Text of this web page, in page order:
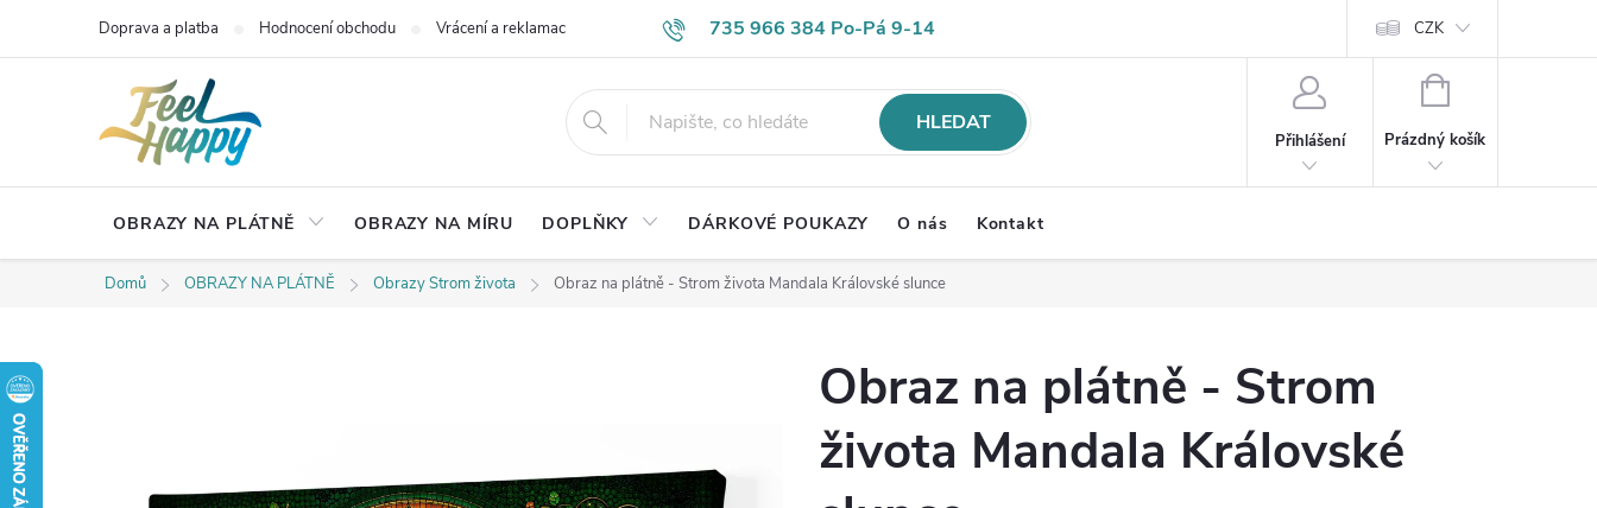
735 966 384 Po-Pá 9-14
Doprava a platba Hodnocení obchodu Vrácení a reklamace Časté otázky Obch. podmínky Ochrana os. údajů Kontakt
CZK
HLEDAT
Přihlášení
NÁKUPNÍ
Prázdný košík
OBRAZY NA PLÁTNĚ OBRAZY NA MÍRU DOPLŇKY DÁRKOVÉ POUKAZY O nás Kontakt
Domů OBRAZY NA PLÁTNĚ Obrazy Strom života Obraz na plátně - Strom života Mandala Královské slunce
Obraz na plátně - Strom
života Mandala Královské